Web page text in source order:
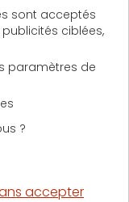
? Garanties et
sont acceptés
ciblées,
paramètres de
?
accepter